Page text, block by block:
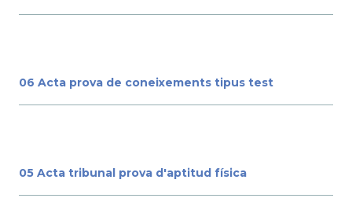
06 Acta prova de coneixements tipus test
05 Acta tribunal prova d'aptitud física